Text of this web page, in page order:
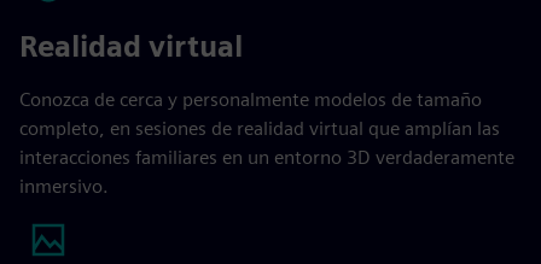
Realidad virtual
Conozca de cerca y personalmente modelos de tamaño
completo, en sesiones de realidad virtual que amplían las
interacciones familiares en un entorno 3D verdaderamente
inmersivo.